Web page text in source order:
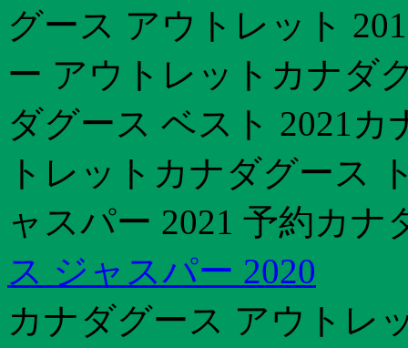
グース アウトレット
ー アウトレットカナダ
ダグース ベスト 2021
トレットカナダグース
ャスパー 2021 予約カナ
ス ジャスパー 2020
カナダグース アウトレ